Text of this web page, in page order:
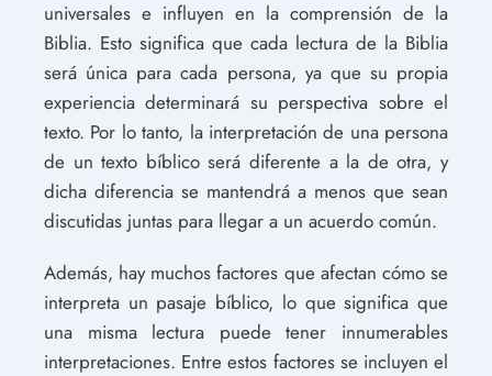
universales e influyen en la comprensión de la
Biblia. Esto significa que cada lectura de la Biblia
será única para cada persona, ya que su propia
experiencia determinará su perspectiva sobre el
texto. Por lo tanto, la interpretación de una persona
de un texto bíblico será diferente a la de otra, y
dicha diferencia se mantendrá a menos que sean
discutidas juntas para llegar a un acuerdo común.
Además, hay muchos factores que afectan cómo se
interpreta un pasaje bíblico, lo que significa que
una misma lectura puede tener innumerables
interpretaciones. Entre estos factores se incluyen el